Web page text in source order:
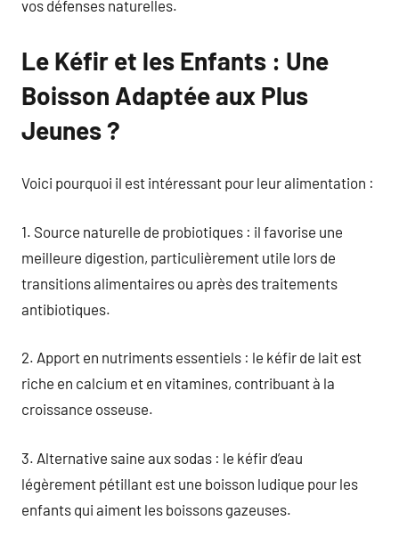
vos défenses naturelles.
Le Kéfir et les Enfants : Une
Boisson Adaptée aux Plus
Jeunes ?
Voici pourquoi il est intéressant pour leur alimentation :
1. Source naturelle de probiotiques : il favorise une
meilleure digestion, particulièrement utile lors de
transitions alimentaires ou après des traitements
antibiotiques.
2. Apport en nutriments essentiels : le kéfir de lait est
riche en calcium et en vitamines, contribuant à la
croissance osseuse.
3. Alternative saine aux sodas : le kéfir d’eau
légèrement pétillant est une boisson ludique pour les
enfants qui aiment les boissons gazeuses.